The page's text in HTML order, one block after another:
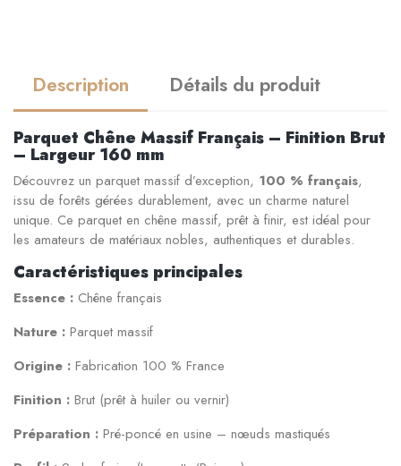
Description Détails du produit
Parquet Chêne Massif Français – Finition Brut
– Largeur 160 mm
Découvrez un parquet massif d’exception, 100 % français,
issu de forêts gérées durablement, avec un charme naturel
unique. Ce parquet en chêne massif, prêt à finir, est idéal pour
les amateurs de matériaux nobles, authentiques et durables.
Caractéristiques principales
Essence : Chêne français
Nature : Parquet massif
Origine : Fabrication 100 % France
Finition : Brut (prêt à huiler ou vernir)
Préparation : Pré-poncé en usine – nœuds mastiqués